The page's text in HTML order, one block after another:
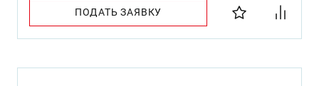
ПОДАТЬ ЗАЯВКУ